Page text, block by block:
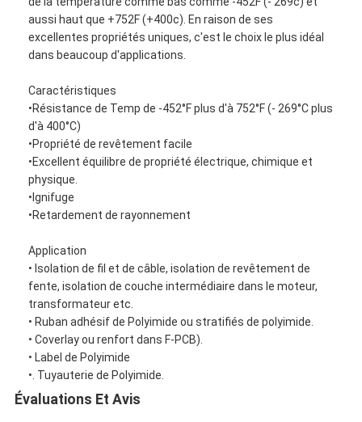
aussi haut que +752F (+400c). En raison de ses
excellentes propriétés uniques, c'est le choix le plus idéal
dans beaucoup d'applications.
Caractéristiques
•Résistance de Temp de -452°F plus d'à 752°F (- 269°C plus
d'à 400°C)
•Propriété de revêtement facile
•Excellent équilibre de propriété électrique, chimique et
physique.
•Ignifuge
•Retardement de rayonnement
Application
• Isolation de fil et de câble, isolation de revêtement de
fente, isolation de couche intermédiaire dans le moteur,
transformateur etc.
• Ruban adhésif de Polyimide ou stratifiés de polyimide.
• Coverlay ou renfort dans F-PCB).
• Label de Polyimide
•. Tuyauterie de Polyimide.
Évaluations Et Avis